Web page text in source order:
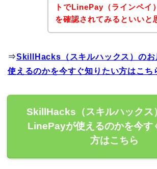
トでLinePay（ラインペイ
を確認されてみるといいと
⇒SkillHacks（スキルハックス）の
使えるのかを今すぐ知りたい方はこち
SkillHacks（スキルハックス
LinePayが使えるのかを今す
方はこちら